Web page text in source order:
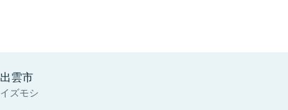
出雲市
イズモシ